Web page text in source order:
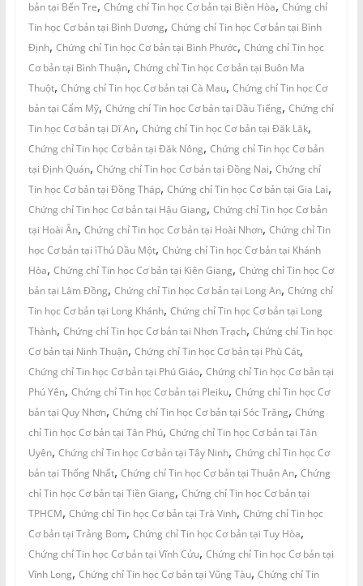
bản tại Bến Tre, Chứng chỉ Tin học Cơ bản tại Biên Hòa, Chứng chỉ
Tin học Cơ bản tại Bình Dương, Chứng chỉ Tin học Cơ bản tại Bình
Định, Chứng chỉ Tin học Cơ bản tại Bình Phước, Chứng chỉ Tin học
Cơ bản tại Bình Thuận, Chứng chỉ Tin học Cơ bản tại Buôn Ma
Thuột, Chứng chỉ Tin học Cơ bản tại Cà Mau, Chứng chỉ Tin học Cơ
bản tại Cẩm Mỹ, Chứng chỉ Tin học Cơ bản tại Dầu Tiếng, Chứng chỉ
Tin học Cơ bản tại Dĩ An, Chứng chỉ Tin học Cơ bản tại Đăk Lăk,
Chứng chỉ Tin học Cơ bản tại Đăk Nông, Chứng chỉ Tin học Cơ bản
tại Định Quán, Chứng chỉ Tin học Cơ bản tại Đồng Nai, Chứng chỉ
Tin học Cơ bản tại Đồng Tháp, Chứng chỉ Tin học Cơ bản tại Gia Lai,
Chứng chỉ Tin học Cơ bản tại Hậu Giang, Chứng chỉ Tin học Cơ bản
tại Hoài Ân, Chứng chỉ Tin học Cơ bản tại Hoài Nhơn, Chứng chỉ Tin
học Cơ bản tại ìThủ Dầu Một, Chứng chỉ Tin học Cơ bản tại Khánh
Hòa, Chứng chỉ Tin học Cơ bản tại Kiên Giang, Chứng chỉ Tin học Cơ
bản tại Lâm Đồng, Chứng chỉ Tin học Cơ bản tại Long An, Chứng chỉ
Tin học Cơ bản tại Long Khánh, Chứng chỉ Tin học Cơ bản tại Long
Thành, Chứng chỉ Tin học Cơ bản tại Nhơn Trạch, Chứng chỉ Tin học
Cơ bản tại Ninh Thuận, Chứng chỉ Tin học Cơ bản tại Phù Cát,
Chứng chỉ Tin học Cơ bản tại Phú Giáo, Chứng chỉ Tin học Cơ bản tại
Phú Yên, Chứng chỉ Tin học Cơ bản tại Pleiku, Chứng chỉ Tin học Cơ
bản tại Quy Nhơn, Chứng chỉ Tin học Cơ bản tại Sóc Trăng, Chứng
chỉ Tin học Cơ bản tại Tân Phú, Chứng chỉ Tin học Cơ bản tại Tân
Uyên, Chứng chỉ Tin học Cơ bản tại Tây Ninh, Chứng chỉ Tin học Cơ
bản tại Thống Nhất, Chứng chỉ Tin học Cơ bản tại Thuận An, Chứng
chỉ Tin học Cơ bản tại Tiền Giang, Chứng chỉ Tin học Cơ bản tại
TPHCM, Chứng chỉ Tin học Cơ bản tại Trà Vinh, Chứng chỉ Tin học
Cơ bản tại Trảng Bom, Chứng chỉ Tin học Cơ bản tại Tuy Hòa,
Chứng chỉ Tin học Cơ bản tại Vĩnh Cửu, Chứng chỉ Tin học Cơ bản tại
Vĩnh Long, Chứng chỉ Tin học Cơ bản tại Vũng Tàu, Chứng chỉ Tin